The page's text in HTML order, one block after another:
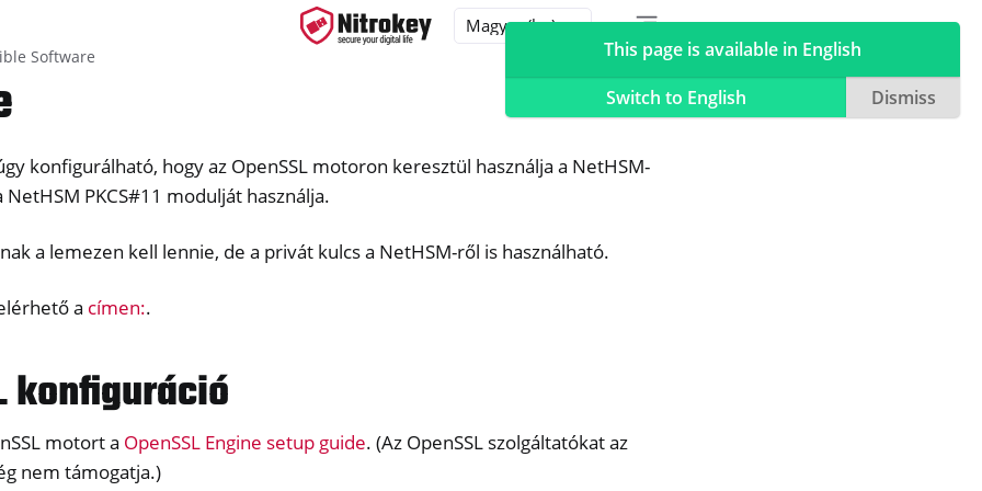
NitroTablet
Software
konfigurálható, hogy az OpenSSL motoron keresztül használja a NetHSM-
PKCS#11 modulját használja.
a lemezen kell lennie, de a privát kulcs a NetHSM-ről is használható.
a címen:.
konfiguráció
motort a OpenSSL Engine setup guide. (Az OpenSSL szolgáltatókat az
nem támogatja.)
This page is available in English
Switch to English
Dismiss